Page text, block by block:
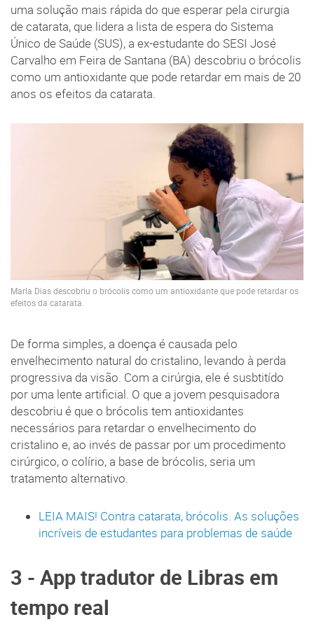
uma solução mais rápida do que esperar pela cirurgia
de catarata, que lidera a lista de espera do Sistema
Único de Saúde (SUS), a ex-estudante do SESI José
Carvalho em Feira de Santana (BA) descobriu o brócolis
como um antioxidante que pode retardar em mais de 20
anos os efeitos da catarata.
Marla Dias descobriu o brócolis como um antioxidante que pode retardar os
efeitos da catarata.
De forma simples, a doença é causada pelo
envelhecimento natural do cristalino, levando à perda
progressiva da visão. Com a cirúrgia, ele é susbtitído
por uma lente artificial. O que a jovem pesquisadora
descobriu é que o brócolis tem antioxidantes
necessários para retardar o envelhecimento do
cristalino e, ao invés de passar por um procedimento
cirúrgico, o colírio, a base de brócolis, seria um
tratamento alternativo.
LEIA MAIS! Contra catarata, brócolis. As soluções
incríveis de estudantes para problemas de saúde
3 - App tradutor de Libras em
tempo real